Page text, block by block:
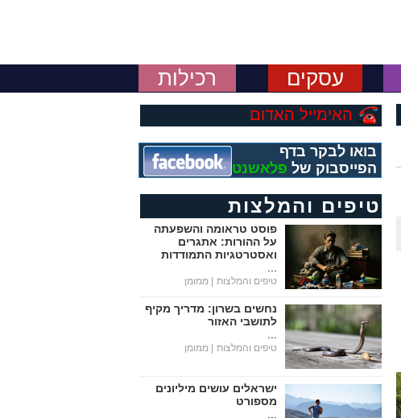
עסקים רכילות
האימייל האדום
בואו לבקר בדף
הפייסבוק של פלאשנט
טיפים והמלצות
פוסט טראומה והשפעתה
על ההורות: אתגרים
ואסטרטגיות התמודדות
טיפים והמלצות | ממומן
נחשים בשרון: מדריך מקיף
לתושבי האזור
טיפים והמלצות | ממומן
ישראלים עושים מיליונים
מספורט